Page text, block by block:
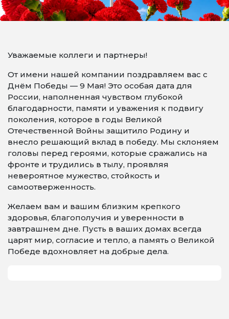
Уважаемые коллеги и партнеры!
От имени нашей компании поздравляем вас с
Днём Победы — 9 Мая! Это особая дата для
России, наполненная чувством глубокой
благодарности, памяти и уважения к подвигу
поколения, которое в годы Великой
Отечественной Войны защитило Родину и
внесло решающий вклад в победу. Мы склоняем
головы перед героями, которые сражались на
фронте и трудились в тылу, проявляя
невероятное мужество, стойкость и
самоотверженность.
Желаем вам и вашим близким крепкого
здоровья, благополучия и уверенности в
завтрашнем дне. Пусть в ваших домах всегда
царят мир, согласие и тепло, а память о Великой
Победе вдохновляет на добрые дела.